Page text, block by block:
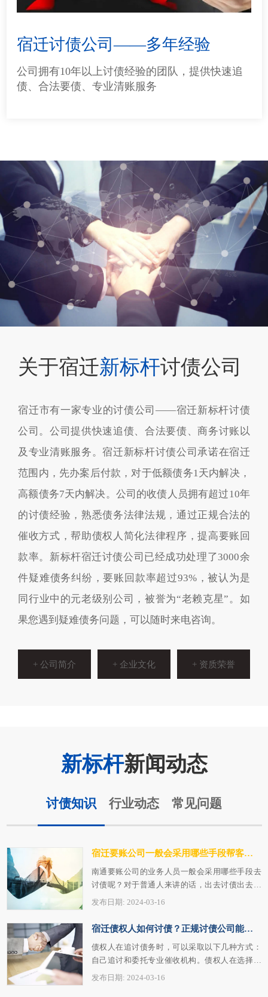
宿迁讨债公司——多年经验
公司拥有10年以上讨债经验的团队，提供快速追
债、合法要债、专业清账服务
关于宿迁新标杆讨债公司
宿迁市有一家专业的讨债公司——宿迁新标杆讨债
公司。公司提供快速追债、合法要债、商务讨账以
及专业清账服务。宿迁新标杆讨债公司承诺在宿迁
范围内，先办案后付款，对于低额债务1天内解决，
高额债务7天内解决。公司的收债人员拥有超过10年
的讨债经验，熟悉债务法律法规，通过正规合法的
催收方式，帮助债权人简化法律程序，提高要账回
款率。新标杆宿迁讨债公司已经成功处理了3000余
件疑难债务纠纷，要账回款率超过93%，被认为是
同行业中的元老级别公司，被誉为“老赖克星”。如
果您遇到疑难债务问题，可以随时来电咨询。
+ 公司简介 + 企业文化 + 资质荣誉
新标杆新闻动态
讨债知识 行业动态 常见问题
宿迁要账公司一般会采用哪些手段帮客户讨债
南通要账公司的业务人员一般会采用哪些手段去
讨债呢？对于普通人来讲的话，出去讨债出去要
欠款，可能就是打个电话过去，然后询问一…
发布日期: 2024-03-16
宿迁债权人如何讨债？正规讨债公司能提供哪些助力？
债权人在追讨债务时，可以采取以下几种方式：
自己追讨和委托专业催收机构。债权人在选择南
京讨债公司时应慎重考虑，选择信誉良好、…
发布日期: 2024-03-16